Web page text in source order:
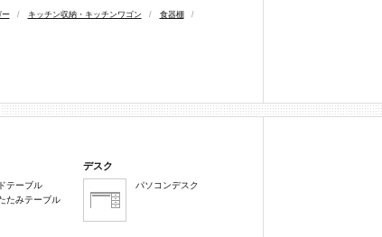
ー / キッチン収納・キッチンワゴン / 食器棚
/
テーブル
たみテーブル
デスク
パソコンデスク